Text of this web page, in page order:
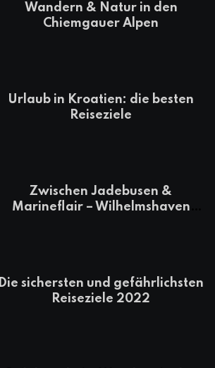
Wandern & Natur in den
Chiemgauer Alpen
Urlaub in Kroatien: die besten
Reiseziele
Zwischen Jadebusen &
Marineflair – Wilhelmshaven
Die sichersten und gefährlichsten
Reiseziele 2022